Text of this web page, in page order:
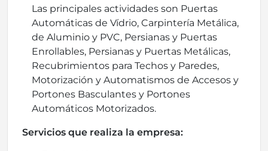
Las principales actividades son Puertas
Automáticas de Vídrio, Carpintería Metálica,
de Aluminio y PVC, Persianas y Puertas
Enrollables, Persianas y Puertas Metálicas,
Recubrimientos para Techos y Paredes,
Motorización y Automatismos de Accesos y
Portones Basculantes y Portones
Automáticos Motorizados.
Servicios que realiza la empresa: